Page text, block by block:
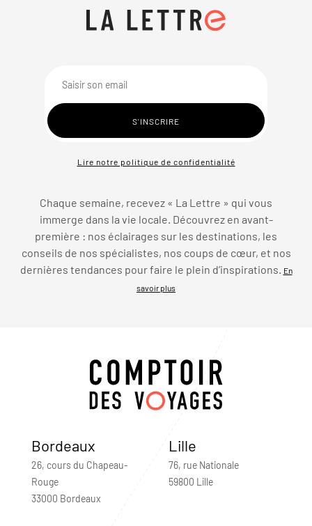
Lire notre politique de confidentialité
Chaque semaine, recevez « La Lettre » qui vous
immerge dans la vie locale. Découvrez en avant-
première : nos éclairages sur les destinations, les
conseils de nos spécialistes, nos coups de cœur, et nos
dernières tendances pour faire le plein d’inspirations. En
savoir plus
Bordeaux
26, cours du Chapeau-
Rouge
33000 Bordeaux
Lille
76, rue Nationale
59800 Lille